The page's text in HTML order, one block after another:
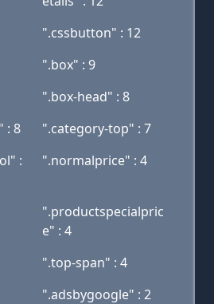
".cssbutton" : 12
".box" : 9
".box-head" : 8
: 8
".category-top" : 7
:
".normalprice" : 4
".productspecialpric
e" : 4
".top-span" : 4
".adsbygoogle" : 2